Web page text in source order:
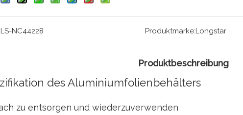
LS-NC44228 Produktmarke:Longstar
Produktbeschreibung
des Aluminiumfolienbehälters
zu entsorgen und wiederzuverwenden